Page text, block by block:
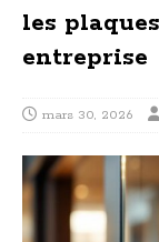
les
entreprise
mars 30, 2026